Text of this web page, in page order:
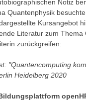
Notiz
Quantenphysik
Kursangebot
Literatur zum
zurückgreifen:
"Quantencomputing
Heidelberg 2020